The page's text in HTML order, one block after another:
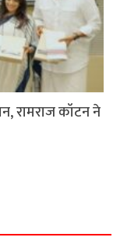
रामराज कॉटन ने